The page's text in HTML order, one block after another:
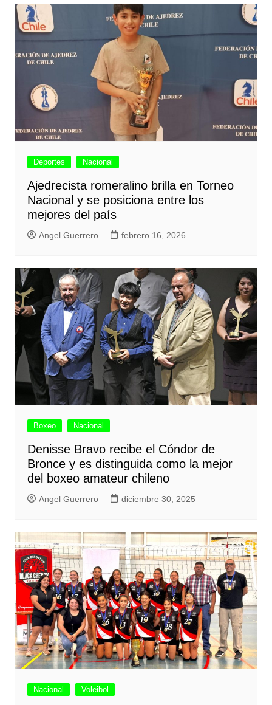
Deportes Nacional
Ajedrecista romeralino brilla en Torneo
Nacional y se posiciona entre los
mejores del país
Angel Guerrero febrero 16, 2026
Boxeo Nacional
Denisse Bravo recibe el Cóndor de
Bronce y es distinguida como la mejor
del boxeo amateur chileno
Angel Guerrero diciembre 30, 2025
Nacional Voleibol